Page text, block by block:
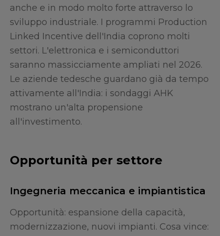
anche e in modo molto forte attraverso lo
sviluppo industriale. I programmi Production
Linked Incentive dell'India coprono molti
settori. L'elettronica e i semiconduttori
saranno massicciamente ampliati nel 2026.
Le aziende tedesche guardano già da tempo
attivamente all'India: i sondaggi AHK
mostrano un'alta propensione
all'investimento.
Opportunità per settore
Ingegneria meccanica e impiantistica
Opportunità: espansione della capacità,
modernizzazione, nuovi impianti. Cosa vince: